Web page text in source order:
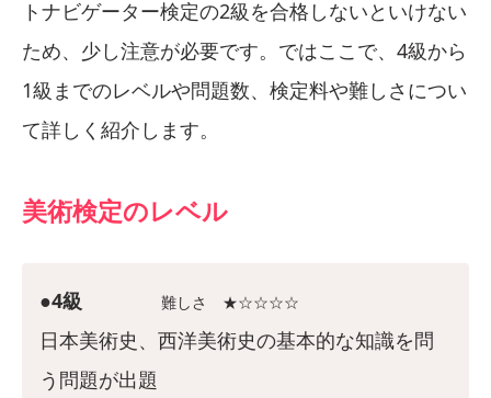
トナビゲーター検定の2級を合格しないといけない
ため、少し注意が必要です。ではここで、4級から
1級までのレベルや問題数、検定料や難しさについ
て詳しく紹介します。
美術検定のレベル
●4級 難しさ ★☆☆☆☆
日本美術史、西洋美術史の基本的な知識を問
う問題が出題